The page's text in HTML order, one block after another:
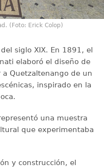
(Foto: Erick Colop)
siglo XIX. En 1891, el
elaboró el diseño de
Quetzaltenango de un
inspirado en la
una muestra
que experimentaba
y construcción, el